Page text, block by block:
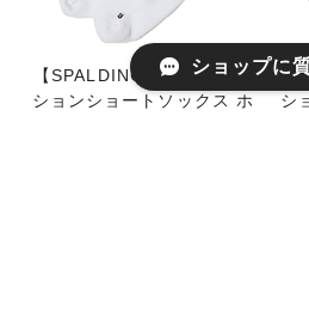
【SPALDING】コンプレッ
ションショートソックス ホ
【
シ
ショップに